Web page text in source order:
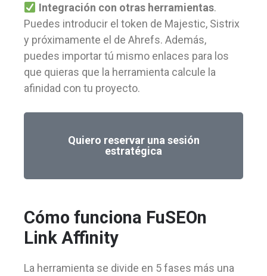
Integración con otras herramientas.
Puedes introducir el token de Majestic, Sistrix
y próximamente el de Ahrefs. Además,
puedes importar tú mismo enlaces para los
que quieras que la herramienta calcule la
afinidad con tu proyecto.
Quiero reservar una sesión
estratégica
Cómo funciona FuSEOn
Link Affinity
La herramienta se divide en 5 fases más una